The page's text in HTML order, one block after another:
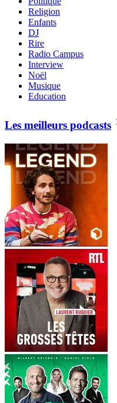
Religion
Enfants
DJ
Rire
Radio Campus
Interview
Noël
Musique
Education
Les meilleurs podcasts